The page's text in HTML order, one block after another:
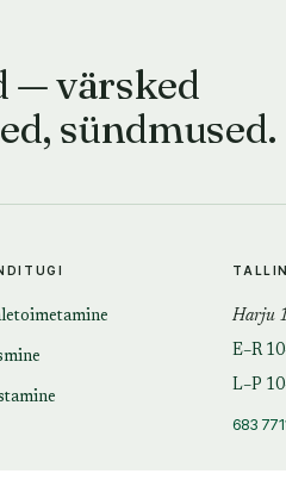
— värsked
sündmused.
Harju
E–R
L–P
683